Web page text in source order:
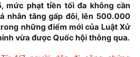
mức phạt tiền tối đa không cần
nhân tăng gấp đôi, lên 500.000
những điểm mới của Luật Xử
vừa được Quốc hội thông qua.